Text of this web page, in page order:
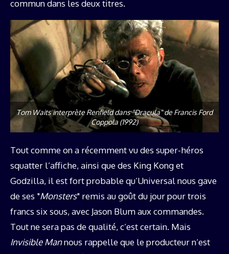
commun dans les deux titres.
Tom Waits interprète Renfield dans "Dracula" de Francis Ford
Coppola (1992)
Tout comme on a récemment vu des super-héros
squatter l’affiche, ainsi que des King Kong et
Godzilla, il est fort probable qu’Universal nous gave
de ses "Monsters" remis au goût du jour pour trois
francs six sous, avec Jason Blum aux commandes.
Tout ne sera pas de qualité, c’est certain. Mais
Invisible Mannous rappelle que le producteur n’est